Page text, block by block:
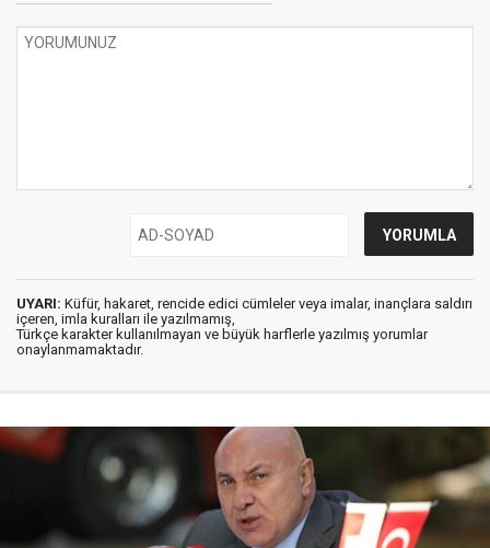
UYARI: Küfür, hakaret, rencide edici cümleler veya imalar, inançlara saldırı
içeren, imla kuralları ile yazılmamış,
Türkçe karakter kullanılmayan ve büyük harflerle yazılmış yorumlar
onaylanmamaktadır.